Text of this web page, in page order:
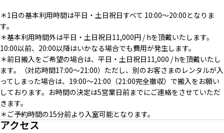
＊1日の基本利用時間は平日・土日祝日すべて 10:00〜20:00となりま
す。
＊基本利用時間外は平日・土日祝日11,000円 / hを頂戴いたします。
10:00以前、20:00以降はいかなる場合でも費用が発生します。
＊前日搬入をご希望の場合は、平日・土日祝日11,000 / hを頂戴いたし
ます。（対応時間17:00〜21:00）ただし、別のお客さまのレンタルが入
ってしまった場合は、19:00〜21:00（21:00完全撤収）で搬入をお願い
しております。お時間の決定は5営業日前までにご連絡をさせていただ
きます。
＊ご予約時間の15分前より入室可能となります。
アクセス